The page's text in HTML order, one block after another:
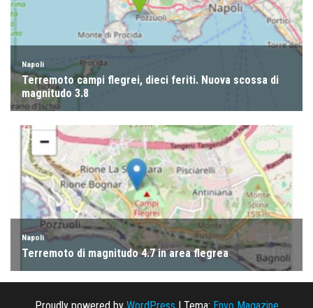
Proudly powered by WordPress | Tema: Envo Magazine